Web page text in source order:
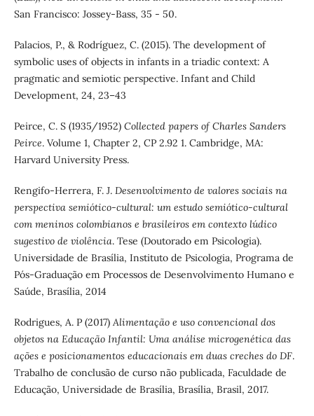
San Francisco: Jossey-Bass, 35 - 50.
Palacios, P., & Rodríguez, C. (2015). The development of
symbolic uses of objects in infants in a triadic context: A
pragmatic and semiotic perspective. Infant and Child
Development, 24, 23–43
Peirce, C. S (1935/1952) Collected papers of Charles Sanders
Peirce. Volume 1, Chapter 2, CP 2.92 1. Cambridge, MA:
Harvard University Press.
Rengifo-Herrera, F. J. Desenvolvimento de valores sociais na
perspectiva semiótico-cultural: um estudo semiótico-cultural
com meninos colombianos e brasileiros em contexto lúdico
sugestivo de violência. Tese (Doutorado em Psicologia).
Universidade de Brasília, Instituto de Psicologia, Programa de
Pós-Graduação em Processos de Desenvolvimento Humano e
Saúde, Brasília, 2014
Rodrigues, A. P (2017) Alimentação e uso convencional dos
objetos na Educação Infantil: Uma análise microgenética das
ações e posicionamentos educacionais em duas creches do DF.
Trabalho de conclusão de curso não publicada, Faculdade de
Educação, Universidade de Brasília, Brasília, Brasil, 2017.